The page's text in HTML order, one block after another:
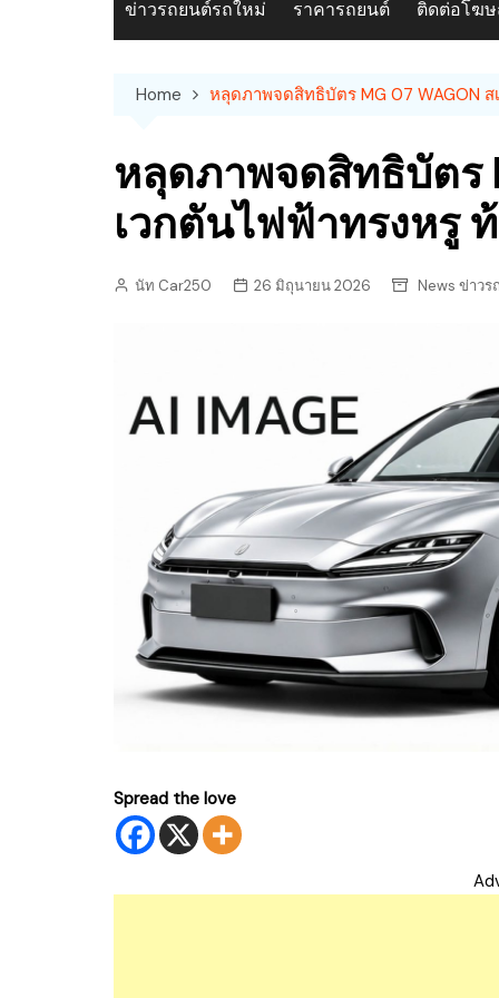
ข่าวรถยนต์รถใหม่ ราคารถยนต์ ติดต่อโฆ
Home หลุดภาพจดสิทธิบัตร MG 07 WAGON
หลุดภาพจดสิทธิบัตร
เวกตันไฟฟ้าทรงหรู
นัท Car250 26 มิถุนายน 2026 News ข่าว
Spread the love